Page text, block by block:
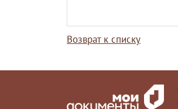
Возврат к списку